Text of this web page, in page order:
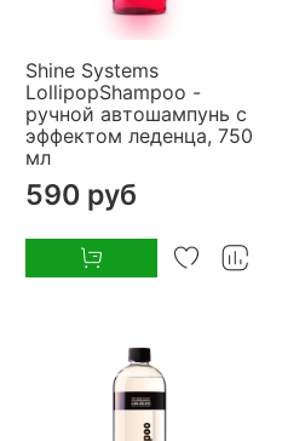
Shine Systems
LollipopShampoo -
ручной автошампунь с
эффектом леденца, 750
мл
590 руб